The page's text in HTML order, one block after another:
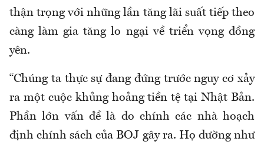
thận trọng với những lần tăng lãi suất tiếp theo
càng làm gia tăng lo ngại về triển vọng đồng
yên.
“Chúng ta thực sự đang đứng trước nguy cơ xảy
ra một cuộc khủng hoảng tiền tệ tại Nhật Bản.
Phần lớn vấn đề là do chính các nhà hoạch
định chính sách của BOJ gây ra. Họ dường như